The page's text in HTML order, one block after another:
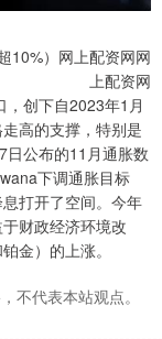
10%）网上配资网网
上配资网
创下自2023年1月
高的支撑，特别是
日公布的11月通胀数
下调通胀目标
打开了空间。今年
财政经济环境改
金）的上涨。
不代表本站观点。